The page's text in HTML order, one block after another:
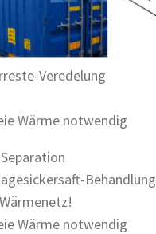
Veredelung
Wärme notwendig
Behandlung
Wärme notwendig